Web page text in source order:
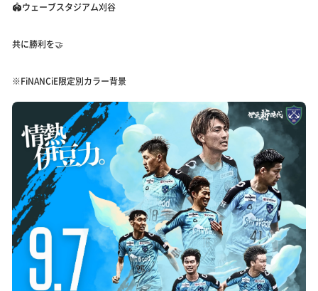
🏟️ウェーブスタジアム刈谷
共に勝利を🤝
※FiNANCiE限定別カラー背景